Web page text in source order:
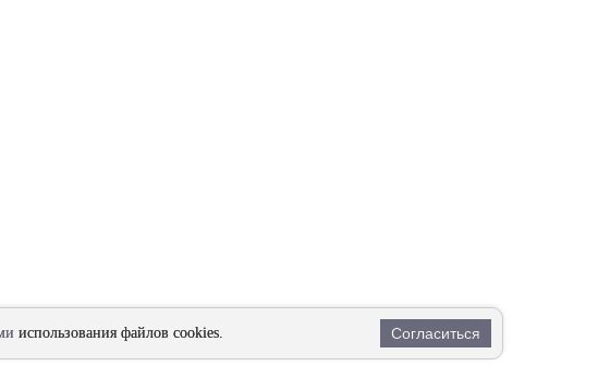
использования файлов cookies. Согласиться